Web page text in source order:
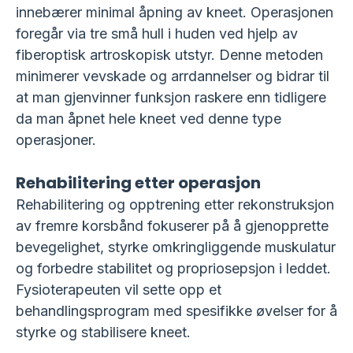
innebærer minimal åpning av kneet. Operasjonen
foregår via tre små hull i huden ved hjelp av
fiberoptisk artroskopisk utstyr. Denne metoden
minimerer vevskade og arrdannelser og bidrar til
at man gjenvinner funksjon raskere enn tidligere
da man åpnet hele kneet ved denne type
operasjoner.
Rehabilitering etter operasjon
Rehabilitering og opptrening etter rekonstruksjon
av fremre korsbånd fokuserer på å gjenopprette
bevegelighet, styrke omkringliggende muskulatur
og forbedre stabilitet og propriosepsjon i leddet.
Fysioterapeuten vil sette opp et
behandlingsprogram med spesifikke øvelser for å
styrke og stabilisere kneet.